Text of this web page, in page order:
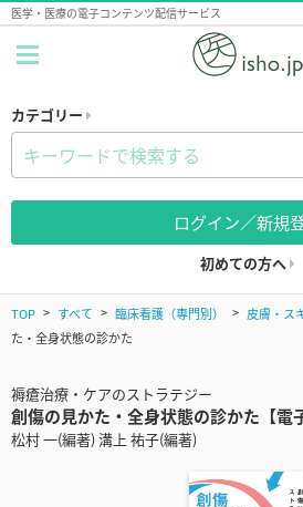
医学・医療の電子コンテンツ配信サービス
カテゴリー
ログイン／新規
初めての方へ
TOP すべて 臨床看護（専門別） 皮膚・ス
た・全身状態の診かた
褥瘡治療・ケアのストラテジー
創傷の見かた・全身状態の診かた【電
松村 一(編著) 溝上 祐子(編著)